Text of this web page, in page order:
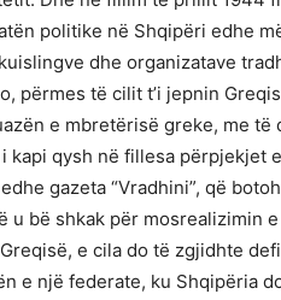
politike në Shqipëri edhe
dhe organizatave
përmes të cilit t’i jepnin
e mbretërisë greke, me të
kapi qysh në fillesa përpjekjet
gazeta “Vradhini”, që
u bë shkak për mosrealizimin
e cila do të zgjidhte
e një federate, ku Shqipëria